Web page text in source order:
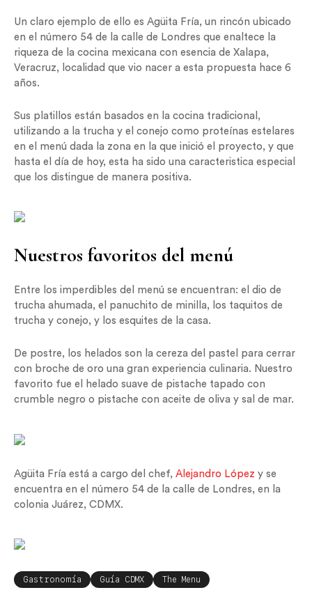
Un claro ejemplo de ello es Agüita Fría, un rincón ubicado
en el número 54 de la calle de Londres que enaltece la
riqueza de la cocina mexicana con esencia de Xalapa,
Veracruz, localidad que vio nacer a esta propuesta hace 6
años.
Sus platillos están basados en la cocina tradicional,
utilizando a la trucha y el conejo como proteínas estelares
en el menú dada la zona en la que inició el proyecto, y que
hasta el día de hoy, esta ha sido una caracteristica especial
que los distingue de manera positiva.
Nuestros favoritos del menú
Entre los imperdibles del menú se encuentran: el dio de
trucha ahumada, el panuchito de minilla, los taquitos de
trucha y conejo, y los esquites de la casa.
De postre, los helados son la cereza del pastel para cerrar
con broche de oro una gran experiencia culinaria. Nuestro
favorito fue el helado suave de pistache tapado con
crumble negro o pistache con aceite de oliva y sal de mar.
Agüita Fría está a cargo del chef, Alejandro López y se
encuentra en el número 54 de la calle de Londres, en la
colonia Juárez, CDMX.
Gastronomía Guía CDMX The Menu